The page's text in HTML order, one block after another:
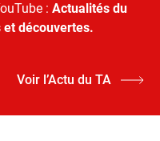
: Actualités du
découvertes.
Voir l’Actu du TA